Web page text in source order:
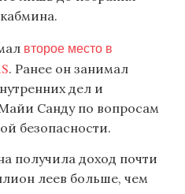
второе место в
. Ранее он занимал
дел и
Санду по вопросам
безопасности.
получила доход почти
леев больше, чем